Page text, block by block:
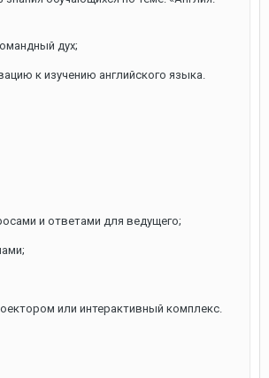
дух;
к изучению английского языка.
и ответами для ведущего;
или интерактивный комплекс.